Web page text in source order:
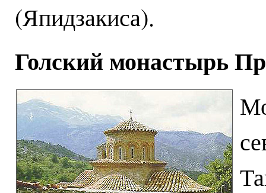
(Япидзакиса).
Голский монастырь